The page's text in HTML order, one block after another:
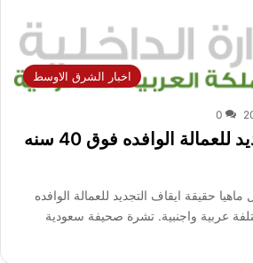
اخبار الشرق الاوسط
0
حقيقة ايقاف التجديد للعمالة الوافده فوق 40 سنه
حقيقة ايقاف التجديد للعمالة الوافده
مختلفة عربية واجنبية. تشرة صحيفة سعودية